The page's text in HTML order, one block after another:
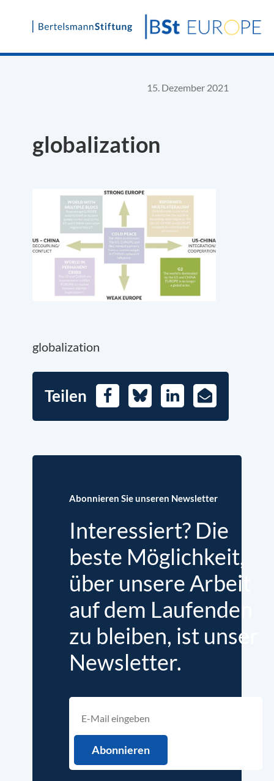
Skip
15. Dezember 2021
globalization
globalization
Teilen FacebookBlueskyLinkedIn
E-
Mail
Abonnieren Sie unseren Newsletter
Interessiert? Die
beste Möglichkeit,
über unsere Arbeit
auf dem Laufenden
zu bleiben, ist unser
Newsletter.